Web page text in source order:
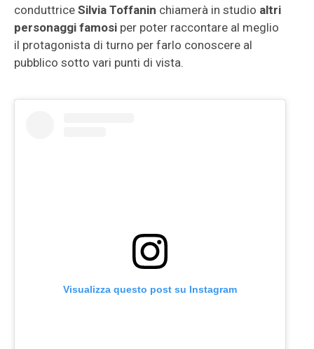
conduttrice Silvia Toffanin chiamerà in studio altri
personaggi famosi per poter raccontare al meglio
il protagonista di turno per farlo conoscere al
pubblico sotto vari punti di vista.
Visualizza questo post su Instagram